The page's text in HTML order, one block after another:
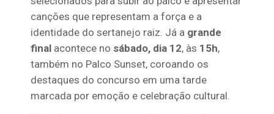
canções que representam a força e a
identidade do sertanejo raiz. Já a grande
finalacontece no sábado, dia 12, às 15h,
também no Palco Sunset, coroando os
destaques do concurso em uma tarde
marcada por emoção e celebração cultural.